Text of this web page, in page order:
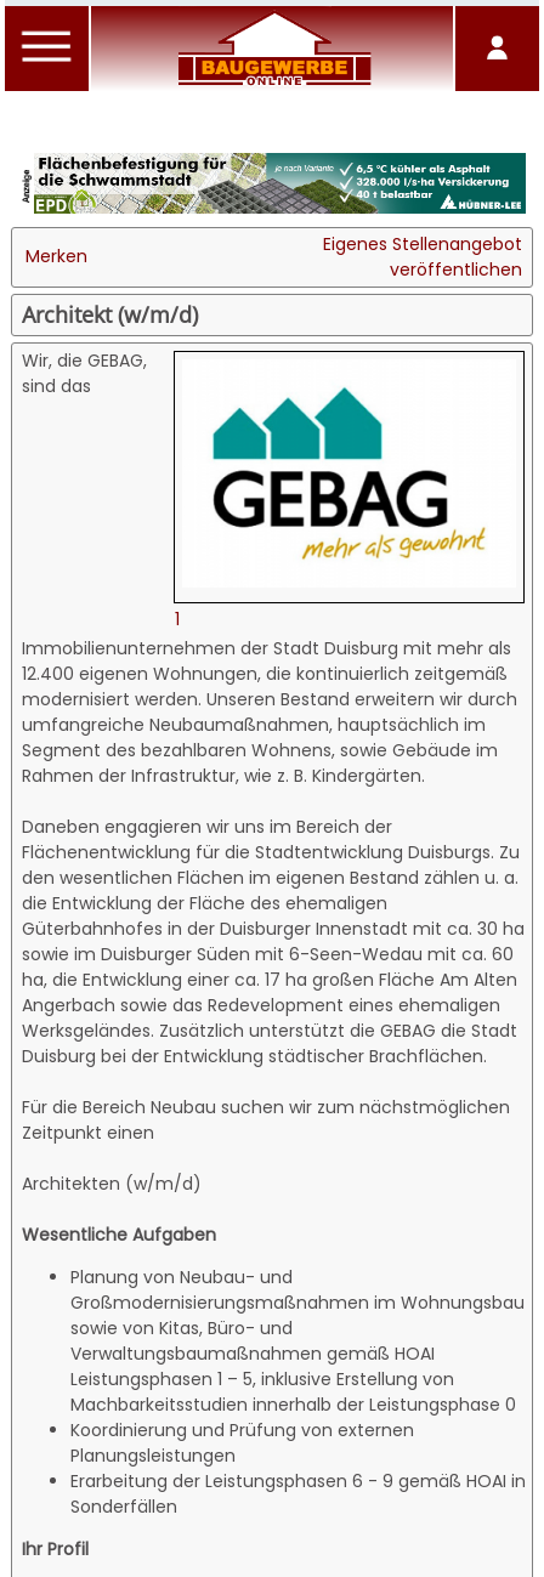
Merken
Eigenes Stellenangebot
veröffentlichen
Architekt (w/m/d)
1
Wir, die GEBAG,
sind das
Immobilienunternehmen der Stadt Duisburg mit mehr als
12.400 eigenen Wohnungen, die kontinuierlich zeitgemäß
modernisiert werden. Unseren Bestand erweitern wir durch
umfangreiche Neu­bau­maßnahmen, hauptsächlich im
Segment des bezahlbaren Wohnens, sowie Gebäude im
Rahmen der Infrastruktur, wie z. B. Kindergärten.
Daneben engagieren wir uns im Bereich der
Flächenentwicklung für die Stadtentwicklung Duisburgs. Zu
den wesentlichen Flächen im eigenen Bestand zählen u. a.
die Entwicklung der Fläche des ehemaligen
Güterbahnhofes in der Duisburger Innenstadt mit ca. 30 ha
sowie im Duisburger Süden mit 6-Seen-Wedau mit ca. 60
ha, die Entwicklung einer ca. 17 ha großen Fläche Am Alten
Angerbach sowie das Redevelopment eines ehemaligen
Werksgeländes. Zusätzlich unterstützt die GEBAG die Stadt
Duisburg bei der Entwicklung städtischer Brachflächen.
Für die Bereich Neubau suchen wir zum nächstmöglichen
Zeitpunkt einen
Architekten (w/m/d)
Wesentliche Aufgaben
Planung von Neubau- und
Großmodernisierungsmaßnahmen im Wohnungsbau
sowie von Kitas, Büro- und
Verwaltungsbaumaßnahmen gemäß HOAI
Leistungsphasen 1 – 5, inklusive Erstellung von
Machbarkeitsstudien innerhalb der Leistungsphase 0
Koordinierung und Prüfung von externen
Planungsleistungen
Erarbeitung der Leistungsphasen 6 - 9 gemäß HOAI in
Sonderfällen
Ihr Profil